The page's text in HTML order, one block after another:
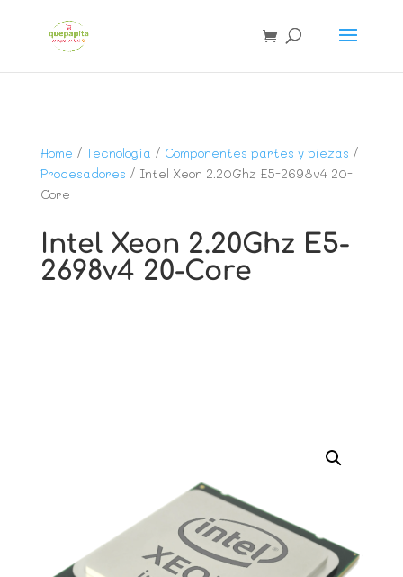
Home / Tecnología / Componentes partes y piezas /
Procesadores / Intel Xeon 2.20Ghz E5-2698v4 20-
Core
Intel Xeon 2.20Ghz E5-
2698v4 20-Core